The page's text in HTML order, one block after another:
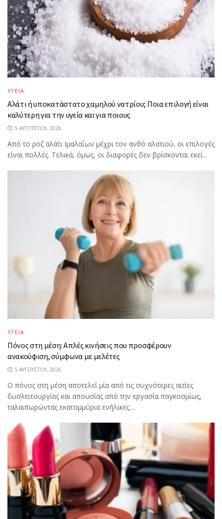
ΥΓΕΙΑ
Αλάτι ή υποκατάστατο χαμηλού νατρίου; Ποια επιλογή είναι
καλύτερη για την υγεία και για ποιους
5 ΑΥΓΟΎΣΤΟΥ, 2026
Από το ροζ αλάτι Ιμαλαΐων μέχρι τον ανθό αλατιού, οι επιλογές
είναι πολλές. Τελικά, όμως, οι διαφορές δεν βρίσκονται εκεί...
ΥΓΕΙΑ
Πόνος στη μέση: Απλές κινήσεις που προσφέρουν
ανακούφιση, σύμφωνα με μελέτες
5 ΑΥΓΟΎΣΤΟΥ, 2026
Ο πόνος στη μέση αποτελεί μία από τις συχνότερες αιτίες
δυσλειτουργίας και απουσίας από την εργασία παγκοσμίως,
ταλαιπωρώντας εκατομμύρια ενήλικες....